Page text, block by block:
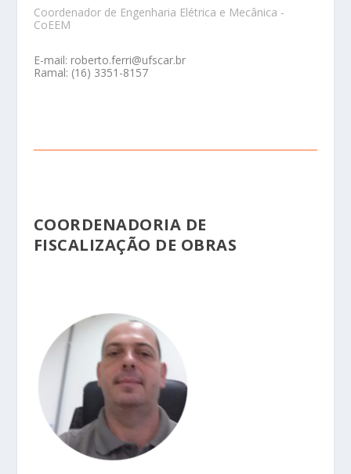
Coordenador de Engenharia Elétrica e Mecânica -
CoEEM
E-mail: roberto.ferri@ufscar.br
Ramal: (16) 3351-8157
COORDENADORIA DE
FISCALIZAÇÃO DE OBRAS